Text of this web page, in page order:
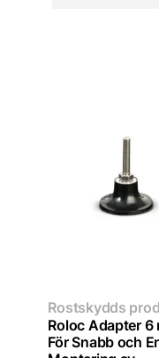
Rostskydds
Roloc Adapter 6
För Snabb och